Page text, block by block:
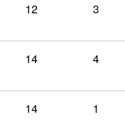
12 3
14 4
14 1